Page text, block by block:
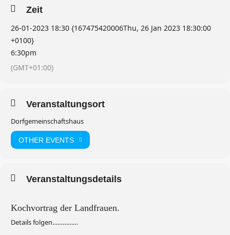
Zeit
26-01-2023 18:30 {167475420006Thu, 26 Jan 2023 18:30:00
+0100}
6:30pm
(GMT+01:00)
Veranstaltungsort
Dorfgemeinschaftshaus
OTHER EVENTS
Veranstaltungsdetails
Kochvortrag der Landfrauen.
Details folgen……………